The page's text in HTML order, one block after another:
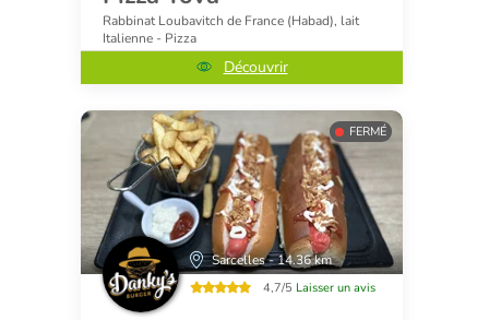
Rabbinat Loubavitch de France (Habad), lait
Italienne - Pizza
Découvrir
FERMÉ
Sarcelles - 14.36 km
4,7/5 Laisser un avis